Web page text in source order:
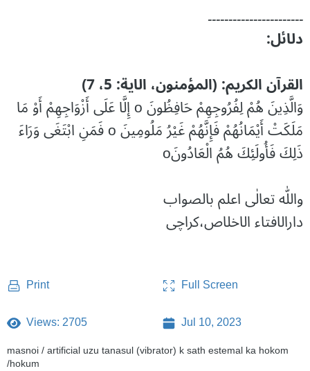
۔۔۔۔۔۔۔۔۔۔۔۔۔۔۔۔۔۔۔۔۔۔۔
دلائل:
القرآن الکریم: (المؤمنون، الایة: 5، 7)
وَالَّذِينَ هُمْ لِفُرُوجِهِمْ حَافِظُونَ o إِلَّا عَلَى أَزْوَاجِهِمْ أَوْ مَا
مَلَكَتْ أَيْمَانُهُمْ فَإِنَّهُمْ غَيْرُ مَلُومِينَ o فَمَنِ ابْتَغَى وَرَاءَ
ذَلِكَ فَأُولَئِكَ هُمُ الْعَادُونَo
واللّٰه تعالٰی اعلم بالصواب
دارالافتاء الاخلاص،کراچی
Print Full Screen
Views: 2705 Jul 10, 2023
masnoi / artificial uzu tanasul (vibrator) k sath estemal ka hokom
/hokum